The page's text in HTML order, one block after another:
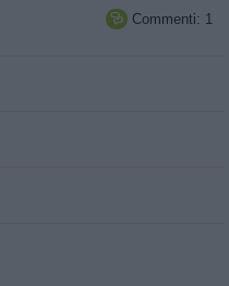
 Commenti: 1